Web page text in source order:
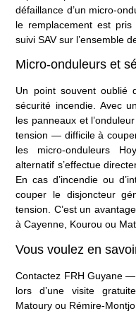
défaillance d’un micro-
le remplacement est
suivi SAV sur l’ensemble
Micro-onduleurs et
Un point souvent oublié
sécurité incendie. Avec
les panneaux et
tension — difficile à
les micro-onduleurs
alternatif s’effectue
En cas d’incendie ou
couper le disjoncteur
tension. C’est un
à Cayenne, Kourou ou
Vous voulez en
Contactez FRH Guyane—
lors d’une visite
Matoury ou Rémire-